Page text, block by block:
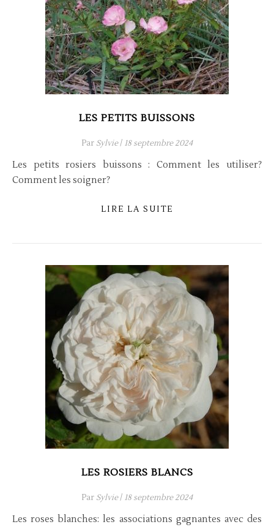
LES PETITS BUISSONS
Par Sylvie/ 18 septembre 2024
Les petits rosiers buissons : Comment les utiliser?
Comment les soigner?
LIRE LA SUITE
LES ROSIERS BLANCS
Par Sylvie/ 18 septembre 2024
Les roses blanches: les associations gagnantes avec des